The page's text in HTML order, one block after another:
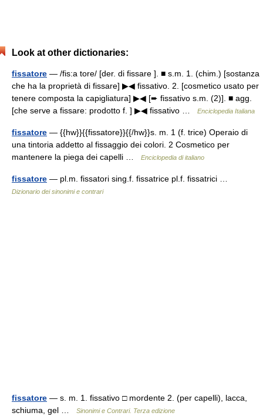
Look at other dictionaries:
fissatore — /fis:a tore/ [der. di fissare ]. ■ s.m. 1. (chim.) [sostanza
che ha la proprietà di fissare] ▶◀ fissativo. 2. [cosmetico usato per
tenere composta la capigliatura] ▶◀ [➨ fissativo s.m. (2)]. ■ agg.
[che serve a fissare: prodotto f. ] ▶◀ fissativo …
Enciclopedia Italiana
fissatore — {{hw}}{{fissatore}}{{/hw}}s. m. 1 (f. trice) Operaio di
una tintoria addetto al fissaggio dei colori. 2 Cosmetico per
mantenere la piega dei capelli …
Enciclopedia di italiano
fissatore — pl.m. fissatori sing.f. fissatrice pl.f. fissatrici …
Dizionario dei sinonimi e contrari
fissatore — s. m. 1. fissativo □ mordente 2. (per capelli), lacca,
schiuma, gel …
Sinonimi e Contrari. Terza edizione